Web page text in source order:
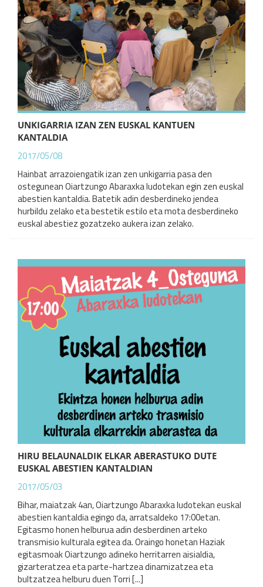
UNKIGARRIA IZAN ZEN EUSKAL KANTUEN
KANTALDIA
2017/05/08
Hainbat arrazoiengatik izan zen unkigarria pasa den
ostegunean Oiartzungo Abaraxka ludotekan egin zen euskal
abestien kantaldia. Batetik adin desberdineko jendea
hurbildu zelako eta bestetik estilo eta mota desberdineko
euskal abestiez gozatzeko aukera izan zelako.
HIRU BELAUNALDIK ELKAR ABERASTUKO DUTE
EUSKAL ABESTIEN KANTALDIAN
2017/05/03
Bihar, maiatzak 4an, Oiartzungo Abaraxka ludotekan euskal
abestien kantaldia egingo da, arratsaldeko 17:00etan.
Egitasmo honen helburua adin desberdinen arteko
transmisio kulturala egitea da. Oraingo honetan Haziak
egitasmoak Oiartzungo adineko herritarren aisialdia,
gizarteratzea eta parte-hartzea dinamizatzea eta
bultzatzea helburu duen Torri [...]